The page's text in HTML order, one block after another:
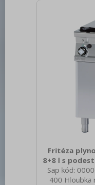
zemní plyn
prvků:
Fritéza
8+8 l s
Sap kód:
400 Hloubka